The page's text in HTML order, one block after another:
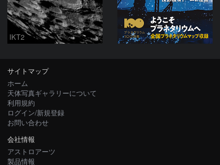
IKT2
サイトマップ
ホーム
天体写真ギャラリーについて
利用規約
ログイン/新規登録
お問い合わせ
会社情報
アストロアーツ
製品情報